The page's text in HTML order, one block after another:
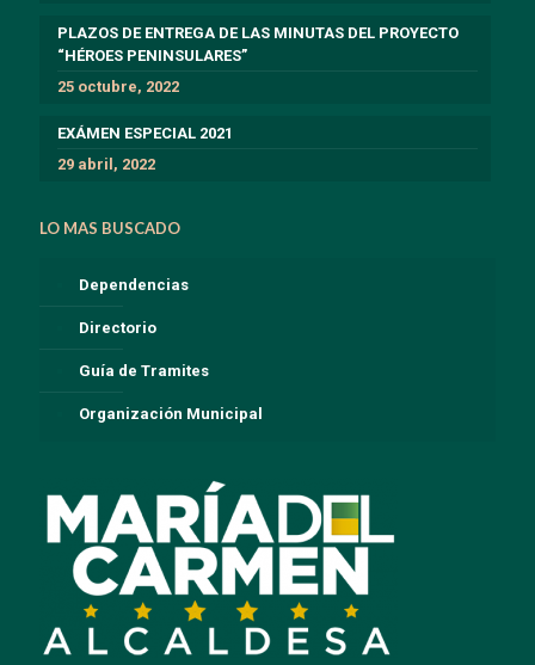
PLAZOS DE ENTREGA DE LAS MINUTAS DEL PROYECTO
“HÉROES PENINSULARES”
25 octubre, 2022
EXÁMEN ESPECIAL 2021
29 abril, 2022
LO MAS BUSCADO
Dependencias
Directorio
Guía de Tramites
Organización Municipal